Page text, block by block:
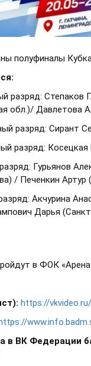
полуфиналы
разряд: Степаков
обл.)/ Давлетова
разряд: Сирант
разряд:
Гурьянов
/ Печенкин Артур
Акчурина
Дарья
в ФОК
https://
в ВК Федерации